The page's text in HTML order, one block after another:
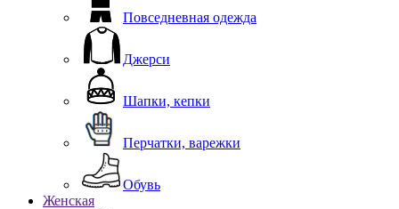
Повседневная одежда
Джерси
Шапки, кепки
Перчатки, варежки
Обувь
Женская